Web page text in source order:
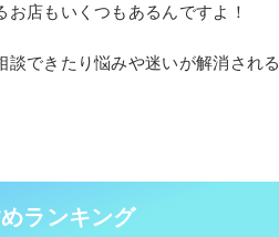
店もいくつもあるんですよ！
できたり悩みや迷いが解消される
ランキング